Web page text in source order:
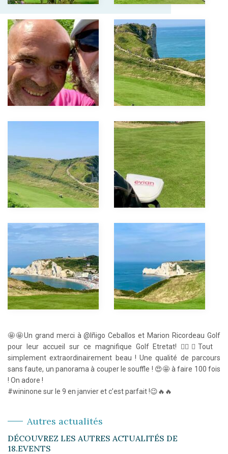
🤩🤩Un grand merci à @Iñigo Ceballos et Marion Ricordeau Golf
pour leur accueil sur ce magnifique Golf Etretat! 🏌️‍♂️⛳️Tout
simplement extraordinairement beau ! Une qualité de parcours
sans faute, un panorama à couper le souffle ! 😍🤩 à faire 100 fois
! On adore !
#wininone sur le 9 en janvier et c’est parfait !😉🔥🔥
Autres actualités
DÉCOUVREZ LES AUTRES ACTUALITÉS DE
18.EVENTS